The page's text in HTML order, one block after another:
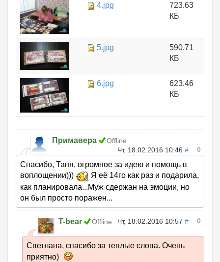
4.jpg
723.63
КБ
5.jpg
590.71
КБ
6.jpg
623.46
КБ
Примавера
Offline
Чт, 18.02.2016 10:46 # 0
Спасибо, Таня, огромное за идею и помощь в
воплощении)))
Я её 14го как раз и подарила,
как планировала...Муж сдержан на эмоции, но
он был просто поражен...
T-bear Offline Чт, 18.02.2016 10:57 # 0
Светлана, спасибо за теплые слова. Очень
приятно)